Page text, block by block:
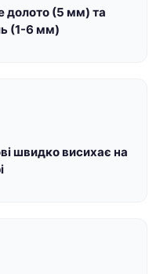
долото (5 мм) та
(1-6 мм)
швидко висихає на